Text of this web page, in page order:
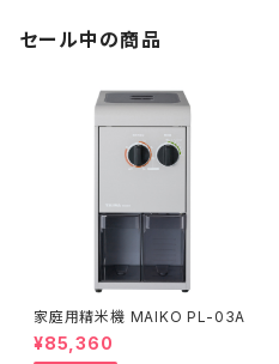
セール中の商品
家庭用精米機 MAIKO PL-03A
¥85,360